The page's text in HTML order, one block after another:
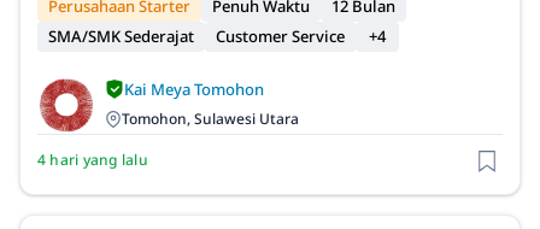
Perusahaan Starter
Penuh Waktu
12 Bulan
SMA/SMK Sederajat
Customer Service +4
Kai Meya Tomohon
Tomohon, Sulawesi Utara
4 hari yang lalu